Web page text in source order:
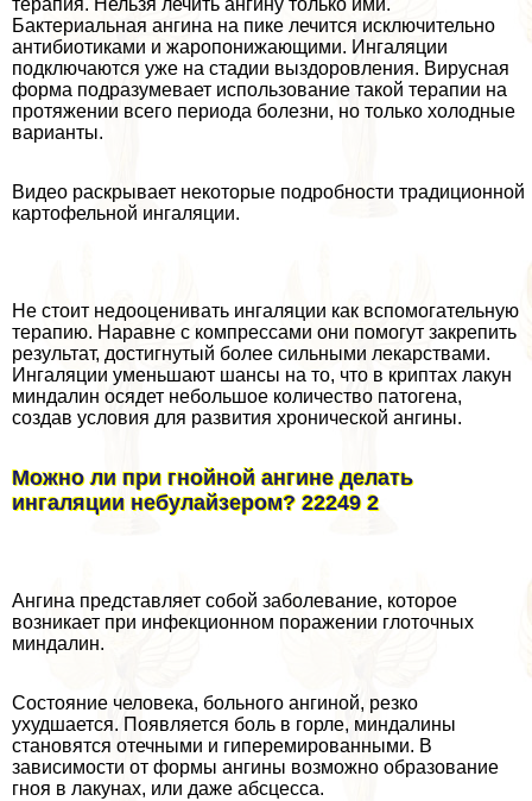
терапия. Нельзя лечить ангину только ими.
Бактериальная ангина на пике лечится исключительно
антибиотиками и жаропонижающими. Ингаляции
подключаются уже на стадии выздоровления. Вирусная
форма подразумевает использование такой терапии на
протяжении всего периода болезни, но только холодные
варианты.
Видео раскрывает некоторые подробности традиционной
картофельной ингаляции.
Не стоит недооценивать ингаляции как вспомогательную
терапию. Наравне с компрессами они помогут закрепить
результат, достигнутый более сильными лекарствами.
Ингаляции уменьшают шансы на то, что в криптах лакун
миндалин осядет небольшое количество патогена,
создав условия для развития хронической ангины.
Можно ли при гнойной ангине делать
ингаляции небулайзером? 22249 2
Ангина представляет собой заболевание, которое
возникает при инфекционном поражении глоточных
миндалин.
Состояние человека, больного ангиной, резко
ухудшается. Появляется боль в горле, миндалины
становятся отечными и гиперемированными. В
зависимости от формы ангины возможно образование
гноя в лакунах, или даже абсцесса.